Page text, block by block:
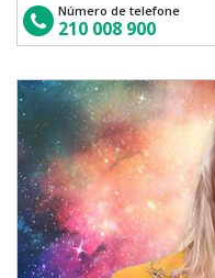
Número de telefone
210 008 900